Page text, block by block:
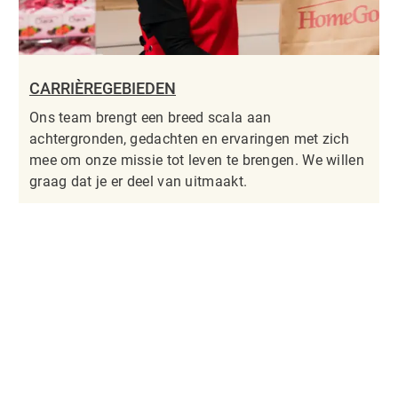
CARRIÈREGEBIEDEN
Ons team brengt een breed scala aan
achtergronden, gedachten en ervaringen met zich
mee om onze missie tot leven te brengen. We willen
graag dat je er deel van uitmaakt.